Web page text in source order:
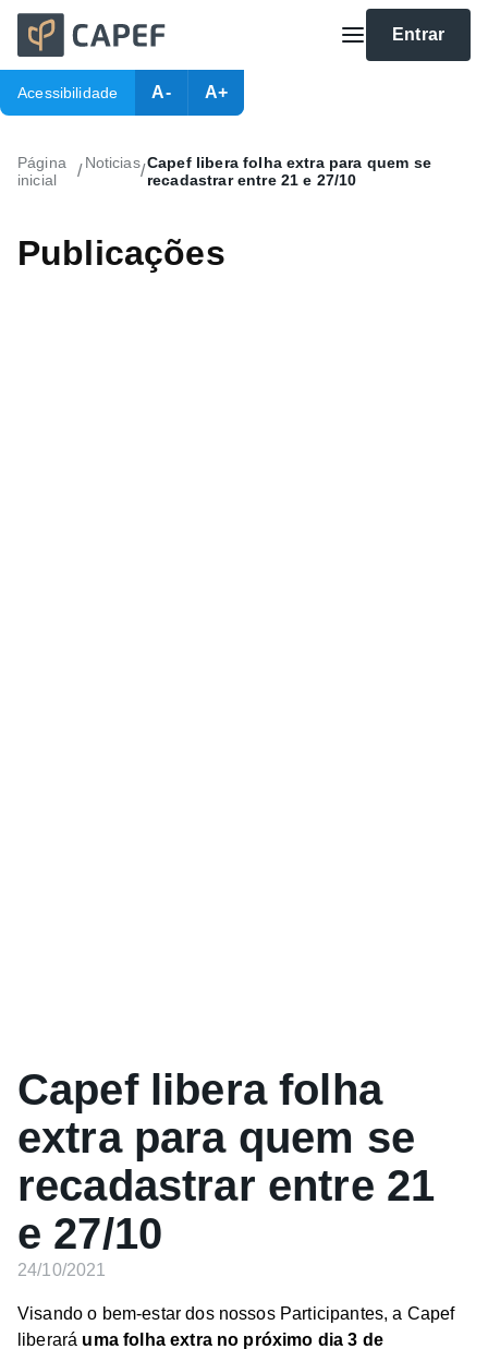
Entrar
Acessibilidade A- A+
Página
inicial
/ Noticias/Capef libera folha extra para quem se
recadastrar entre 21 e 27/10
Publicações
Capef libera folha
extra para quem se
recadastrar entre 21
e 27/10
24/10/2021
Visando o bem-estar dos nossos Participantes, a Capef
liberará uma folha extra no próximo dia 3 de